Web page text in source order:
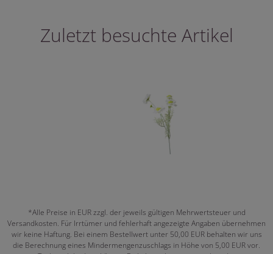
Zuletzt besuchte Artikel
*Alle Preise in EUR zzgl. der jeweils gültigen Mehrwertsteuer und
Versandkosten. Für Irrtümer und fehlerhaft angezeigte Angaben übernehmen
wir keine Haftung. Bei einem Bestellwert unter 50,00 EUR behalten wir uns
die Berechnung eines Mindermengenzuschlags in Höhe von 5,00 EUR vor.